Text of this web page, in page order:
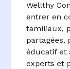
Wellthy
entrer en
familiaux,
partagées,
éducatif et
experts et